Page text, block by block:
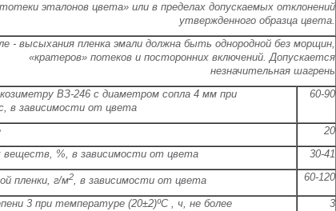
эталонов цвета» или в пределах допускаемых отклонений
утвержденного образца цвета.
- высыхания пленка эмали должна быть однородной без морщин,
«кратеров» потеков и посторонних включений. Допускается
незначительная шагрень
ВЗ-246 с диаметром сопла 4 мм при
в зависимости от цвета
60-90
20
веществ, %, в зависимости от цвета
30-41
пленки, г/м2, в зависимости от цвета 60-120
3 при температуре (20±2)ºС , ч, не более
3